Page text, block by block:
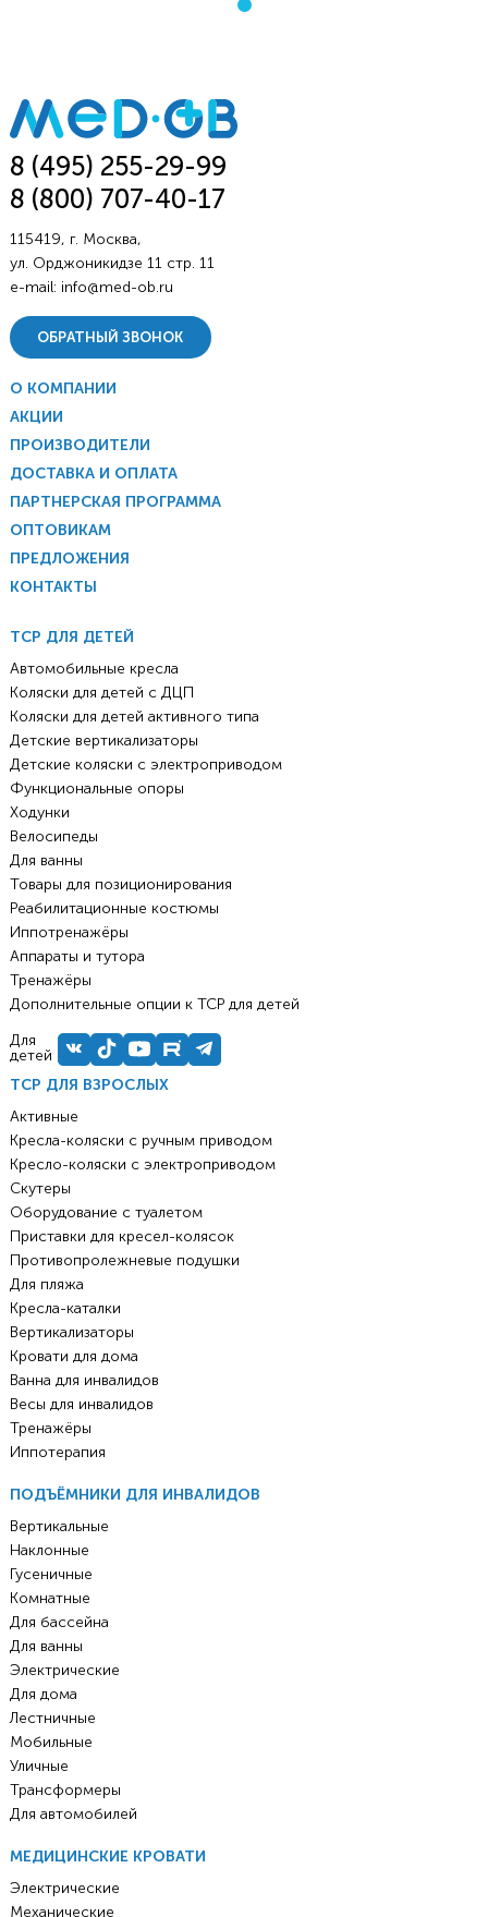
8 (495) 255-29-99
8 (800) 707-40-17
115419, г. Москва,
ул. Орджоникидзе 11 стр. 11
e-mail: info@med-ob.ru
ОБРАТНЫЙ ЗВОНОК
О КОМПАНИИ
АКЦИИ
ПРОИЗВОДИТЕЛИ
ДОСТАВКА И ОПЛАТА
ПАРТНЕРСКАЯ ПРОГРАММА
ОПТОВИКАМ
ПРЕДЛОЖЕНИЯ
КОНТАКТЫ
ТСР ДЛЯ ВЗРОСЛЫХ
Активные
Кресла-коляски с ручным приводом
Кресло-коляски с электроприводом
Скутеры
Оборудование с туалетом
Приставки для кресел-колясок
Противопролежневые подушки
Для пляжа
Кресла-каталки
Вертикализаторы
Кровати для дома
Ванна для инвалидов
Весы для инвалидов
Тренажёры
Иппотерапия
ПОДЪЁМНИКИ ДЛЯ ИНВАЛИДОВ
Вертикальные
Наклонные
Гусеничные
Комнатные
Для бассейна
Для ванны
Электрические
Для дома
Лестничные
Мобильные
Уличные
Трансформеры
Для автомобилей
МЕДИЦИНСКИЕ КРОВАТИ
Электрические
Механические
ТСР ДЛЯ ДЕТЕЙ
Автомобильные кресла
Коляски для детей с ДЦП
Коляски для детей активного типа
Детские вертикализаторы
Детские коляски с электроприводом
Функциональные опоры
Ходунки
Велосипеды
Для ванны
Товары для позиционирования
Реабилитационные костюмы
Иппотренажёры
Аппараты и тутора
Тренажёры
Дополнительные опции к ТСР для детей
Для
детей